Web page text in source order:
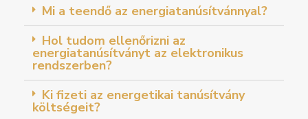
Mi a teendő az energiatanúsítvánnyal?
Hol tudom ellenőrizni az
energiatanúsítványt az elektronikus
rendszerben?
Ki fizeti az energetikai tanúsítvány
költségeit?